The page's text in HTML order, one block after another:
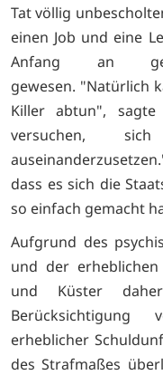
Tat völlig
einen Job und eine
Anfang an
gewesen. "Natürlich
Killer abtun",
versuchen,
dass es sich die
so einfach gemacht
Aufgrund des
und der
und Küster
Berücksichtigung
erheblicher
des Strafmaßes